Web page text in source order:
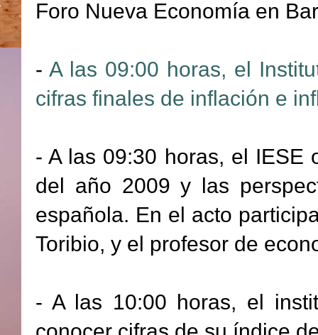
Foro Nueva Economía en
-A las 09:00 horas, el
cifras finales de inflación e
- A las 09:30 horas, el IESE
del año 2009 y las
española. En el acto
Toribio, y el profesor de
- A las 10:00 horas, el